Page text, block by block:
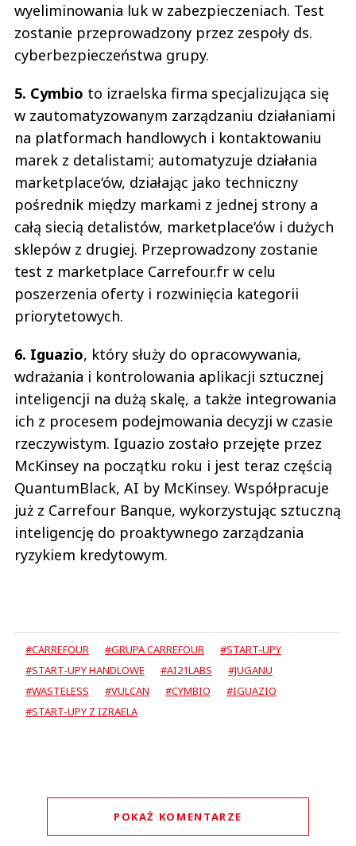
wyeliminowania luk w zabezpieczeniach. Test
zostanie przeprowadzony przez zespoły ds.
cyberbezpieczeństwa grupy.
5. Cymbio to izraelska firma specjalizująca się
w zautomatyzowanym zarządzaniu działaniami
na platformach handlowych i kontaktowaniu
marek z detalistami; automatyzuje działania
marketplace‘ów, działając jako techniczny
pośrednik między markami z jednej strony a
całą siecią detalistów, marketplace‘ów i dużych
sklepów z drugiej. Przeprowadzony zostanie
test z marketplace Carrefour.fr w celu
poszerzenia oferty i rozwinięcia kategorii
priorytetowych.
6. Iguazio, który służy do opracowywania,
wdrażania i kontrolowania aplikacji sztucznej
inteligencji na dużą skalę, a także integrowania
ich z procesem podejmowania decyzji w czasie
rzeczywistym. Iguazio zostało przejęte przez
McKinsey na początku roku i jest teraz częścią
QuantumBlack, AI by McKinsey. Współpracuje
już z Carrefour Banque, wykorzystując sztuczną
inteligencję do proaktywnego zarządzania
ryzykiem kredytowym.
#CARREFOUR #GRUPA CARREFOUR
#START-UPY
#START-UPY HANDLOWE
#AI21LABS
#JUGANU
#WASTELESS
#VULCAN #CYMBIO
#IGUAZIO
#START-UPY Z IZRAELA
POKAŻ KOMENTARZE